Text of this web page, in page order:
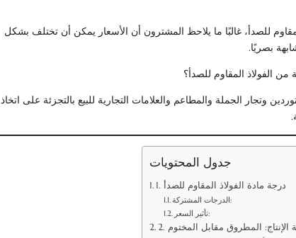
للصدأ، غالبًا ما يلاحظ المشترون أن الأسعار يمكن أن تختلف بشكل
بصريًا.
الفولاذ المقاوم للصدأ؟
وتجار الجملة والمطاعم والعلامات التجارية للبيع بالتجزئة على اتخاذ
جدول المحتويات
1. درجة مادة الفولاذ المقاوم للصدأ
الدرجات المشتركة:
تأثير السعر:
الإنتاج: المطروق مقابل المختوم